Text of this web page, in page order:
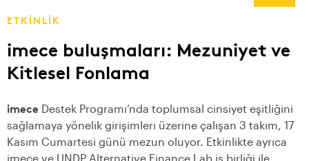
ETKİNLİK
imece buluşmaları: Mezuniyet ve
Kitlesel Fonlama
imece Destek Programı’nda toplumsal cinsiyet eşitliğini
sağlamaya yönelik girişimleri üzerine çalışan 3 takım, 17
Kasım Cumartesi günü mezun oluyor. Etkinlikte ayrıca
imece ve UNDP Alternative Finance Lab iş birliği ile